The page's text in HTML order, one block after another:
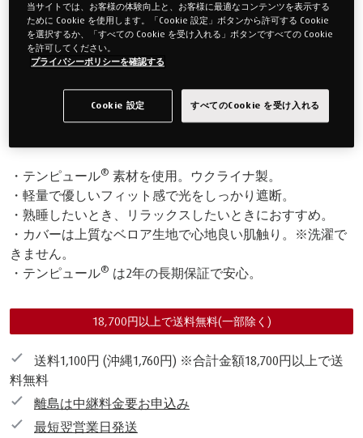
心地よく目の周りを包み込む
上質なベロア生地でここちよい肌触り、テンピュール® 素
材で軽いフィット感と高い遮光性を両立しました。
テンピュール® のスリープマスク（アイマスク）は、しっ
かり光を遮断しますので、飛行機や新幹線などの移動中や
・テンピュール® 素材を使用。ウクライナ製。
・軽量で優しいフィット感で光をしっかり遮断。
・熟睡したいとき、リラックスしたいときにおすすめ。
・カバーは上質なベロア生地で心地良い肌触り。※洗濯で
きません。
・テンピュール® は2年の長期保証で安心。
18,700円以上で送料無料(一部除く)
送料1,100円 (沖縄1,760円) ※合計金額18,700円以上で送
料無料
離島は中継料金要お申込み
最短翌営業日発送
当サイトでは、お客様の体験向上と、お客様に最適なコンテンツを表示する
ために Cookie を使用します。「Cookie 設定」ボタンから許可する Cookie
を選択するか、「すべての Cookie を受け入れる」ボタンですべての Cookie
を許可してください。
プライバシーポリシーを確認する
Cookie 設定 すべてのCookie を受け入れる